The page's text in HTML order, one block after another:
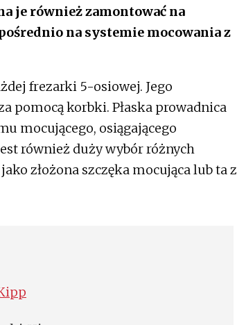
je również zamontować na
na systemie mocowania z
frezarki 5-osiowej. Jego
pomocą korbki. Płaska prowadnica
mocującego, osiągającego
również duży wybór różnych
złożona szczęka mocująca lub ta z